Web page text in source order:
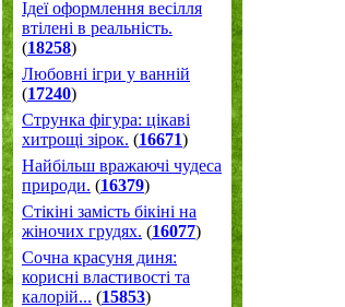
Ідеї оформлення весілля
втілені в реальність.
(18258)
Любовні ігри у ванній
(17240)
Струнка фігура: цікаві
хитрощі зірок. (16671)
Найбільш вражаючі чудеса
природи. (16379)
Стікіні замість бікіні на
жіночих грудях. (16077)
Сочна красуня диня:
корисні властивості та
калорій... (15853)